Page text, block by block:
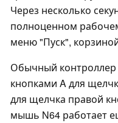
Через несколько
полноценном
меню "Пуск",
Обычный контроллер
кнопками A для
для щелчка правой
мышь N64 работает